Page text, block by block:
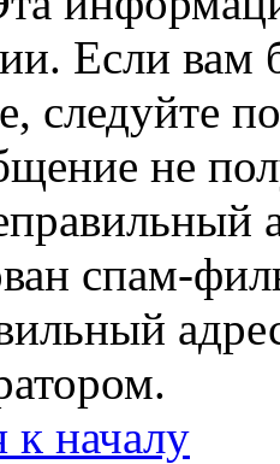
Если
следуйте
не
спам-
к началу